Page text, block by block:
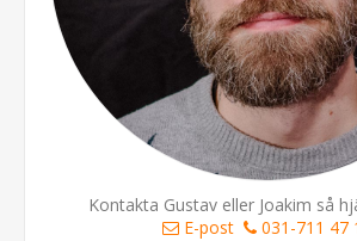
Kontakta Gustav eller Joakim så
E-post
031-711 47